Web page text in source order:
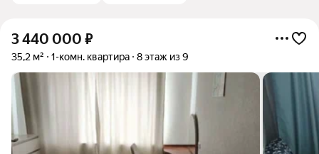
3 440 000 ₽
35,2 м² 1-комн. квартира 8 этаж из 9